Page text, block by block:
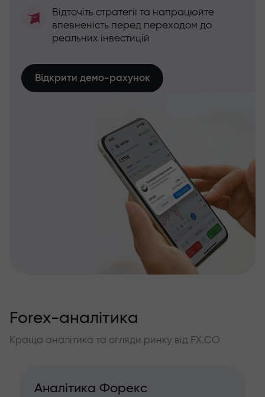
Відточіть стратегії та напрацюйте
впевненість перед переходом до
реальних інвестицій
Відкрити демо-рахунок
Forex-аналітика
Краща аналітика та огляди ринку від FX.CO
Аналітика Форекс